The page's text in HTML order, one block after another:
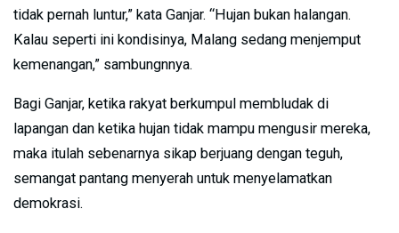
tidak pernah luntur,” kata Ganjar. “Hujan bukan halangan.
Kalau seperti ini kondisinya, Malang sedang menjemput
kemenangan,” sambungnnya.
Bagi Ganjar, ketika rakyat berkumpul membludak di
lapangan dan ketika hujan tidak mampu mengusir mereka,
maka itulah sebenarnya sikap berjuang dengan teguh,
semangat pantang menyerah untuk menyelamatkan
demokrasi.